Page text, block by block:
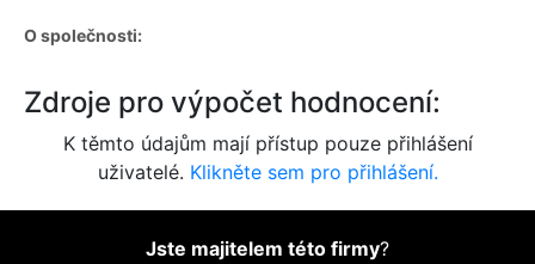
O společnosti:
Zdroje pro výpočet hodnocení:
K těmto údajům mají přístup pouze přihlášení
uživatelé. Klikněte sem pro přihlášení.
Jste majitelem této firmy?